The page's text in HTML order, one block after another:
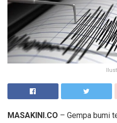
MASAKINI.CO – Gempa bumi